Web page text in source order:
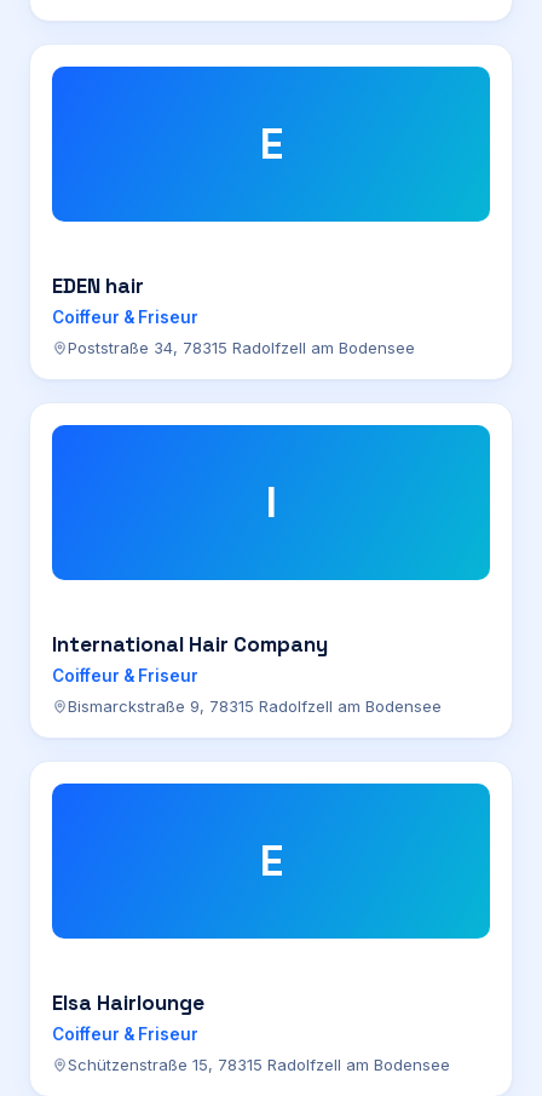
E
EDEN hair
Coiffeur & Friseur
Poststraße 34, 78315 Radolfzell am Bodensee
I
International Hair Company
Coiffeur & Friseur
Bismarckstraße 9, 78315 Radolfzell am Bodensee
E
Elsa Hairlounge
Coiffeur & Friseur
Schützenstraße 15, 78315 Radolfzell am Bodensee